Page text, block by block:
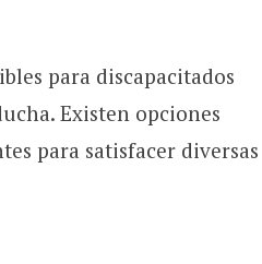
para discapacitados
Existen opciones
para satisfacer diversas